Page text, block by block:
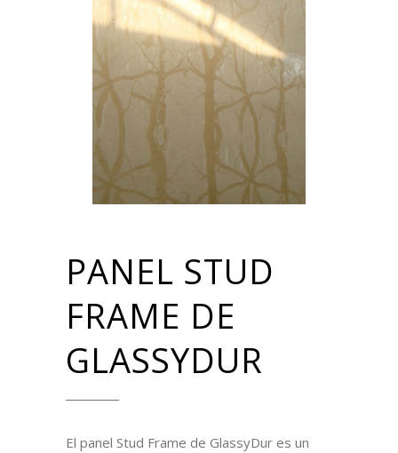
PANEL STUD
FRAME DE
GLASSYDUR
El panel Stud Frame de GlassyDur es un